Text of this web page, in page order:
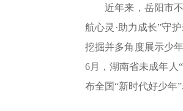
近年来，岳阳市
航心灵·助力成长”守
挖掘并多角度展示少
6月，湖南省未成年人
布全国“新时代好少年